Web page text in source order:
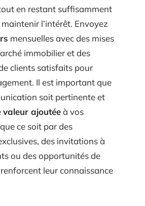
en restant suffisamment
l’intérêt. Envoyez
mensuelles avec des mises
immobilier et des
clients satisfaits pour
Il est important que
soit pertinente et
valeur ajoutéeà vos
ce soit par des
des invitations à
ou des opportunités de
leur connaissance